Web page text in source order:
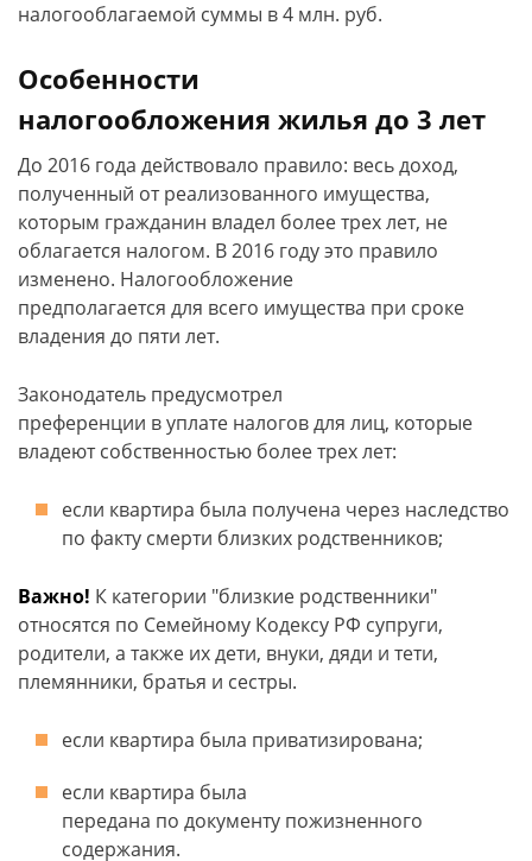
налогооблагаемой суммы в 4 млн. руб.
Особенности
налогообложения жилья до 3 лет
До 2016 года действовало правило: весь доход,
полученный от реализованного имущества,
которым гражданин владел более трех лет, не
облагается налогом. В 2016 году это правило
изменено. Налогообложение
предполагается для всего имущества при сроке
владения до пяти лет.
Законодатель предусмотрел
преференции в уплате налогов для лиц, которые
владеют собственностью более трех лет:
если квартира была получена через наследство
по факту смерти близких родственников;
Важно! К категории "близкие родственники"
относятся по Семейному Кодексу РФ супруги,
родители, а также их дети, внуки, дяди и тети,
племянники, братья и сестры.
если квартира была приватизирована;
если квартира была
передана по документу пожизненного
содержания.